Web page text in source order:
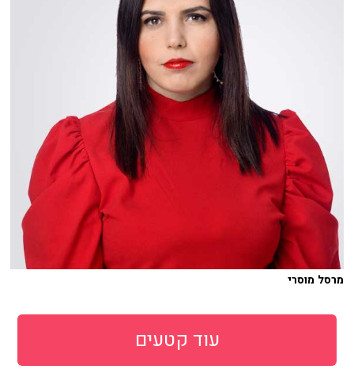
מרסל מוסרי
עוד קטעים